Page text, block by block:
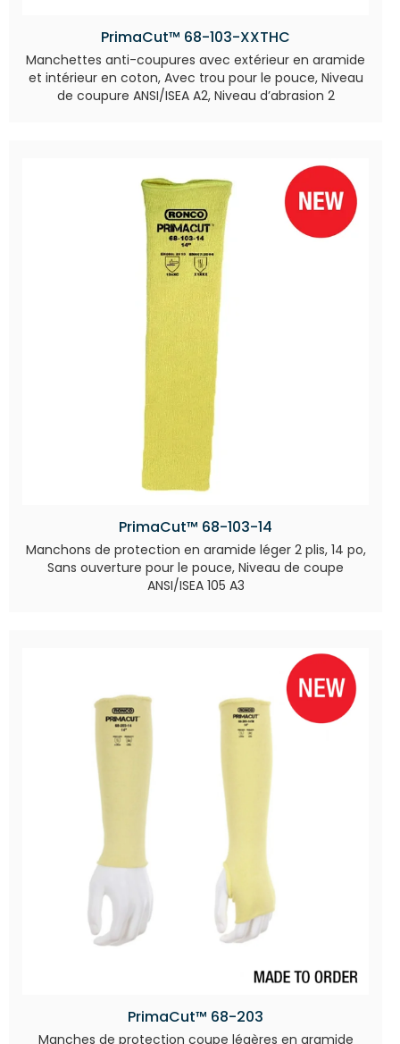
PrimaCut™ 68-103-XXTHC
Manchettes anti-coupures avec extérieur en aramide
et intérieur en coton, Avec trou pour le pouce, Niveau
de coupure ANSI/ISEA A2, Niveau d’abrasion 2
PrimaCut™ 68-103-14
Manchons de protection en aramide léger 2 plis, 14 po,
Sans ouverture pour le pouce, Niveau de coupe
ANSI/ISEA 105 A3
PrimaCut™ 68-203
Manches de protection coupe légères en aramide